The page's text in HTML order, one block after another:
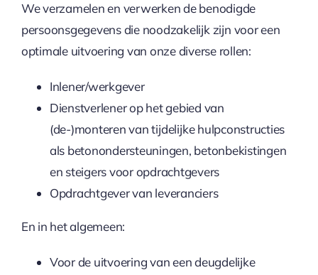
We verzamelen en verwerken de benodigde
persoonsgegevens die noodzakelijk zijn voor een
optimale uitvoering van onze diverse rollen:
Inlener/werkgever
Dienstverlener op het gebied van
(de-)monteren van tijdelijke hulpconstructies
als betonondersteuningen, betonbekistingen
en steigers voor opdrachtgevers
Opdrachtgever van leveranciers
En in het algemeen:
Voor de uitvoering van een deugdelijke